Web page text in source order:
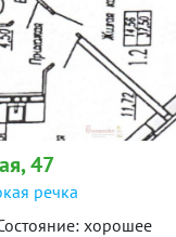
47
речка
хорошее